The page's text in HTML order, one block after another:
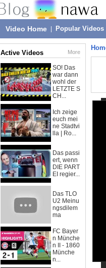
Video Home Popular Videos
Active Videos More
SO! Das
war dann
wohl der
LETZTE S
CH...
Ich zeige
euch mei
ne Stadtvi
lla | Ro...
Das passi
ert, wenn
DIE PART
EI regier...
Das TLO
U2 Meinu
ngsdilem
ma
FC Bayer
n Münche
n II - 1860
Münche
n...